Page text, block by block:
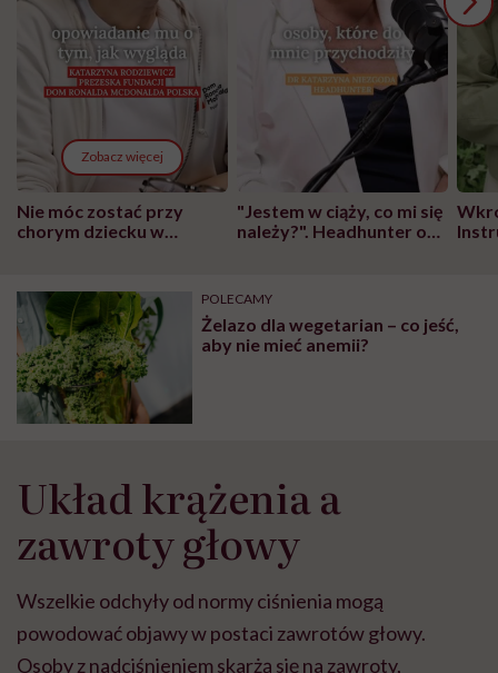
Zobacz więcej
Nie móc zostać przy
chorym dziecku w
może chyba tylko
głupota i brak
wyobraźni"
"Jestem w ciąży, co mi się
należy?". Headhunter o
pracy
POLECAMY
Żelazo dla wegetarian – co jeść,
aby nie mieć anemii?
Układ krążenia a
zawroty głowy
Wszelkie odchyły od normy ciśnienia mogą
powodować objawy w postaci zawrotów głowy.
Osoby z nadciśnieniem skarżą się na zawroty,